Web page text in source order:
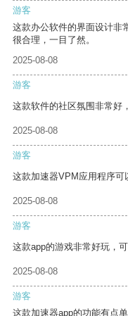
游客
这款办公软件的界面设计非
很合理，一目了然。
2025-08-08
游客
这款软件的社区氛围非常好
2025-08-08
游客
这款加速器VPM应用程序可
2025-08-08
游客
这款app的游戏非常好玩，
2025-08-08
游客
这款加速器app的功能有点